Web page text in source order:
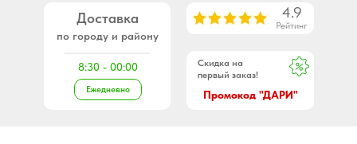
Промокод "ДАРИ"
Скидка на
первый заказ!
по городу и району
8:30 - 00:00
Ежедневно
4.9
Рейтинг
Доставка